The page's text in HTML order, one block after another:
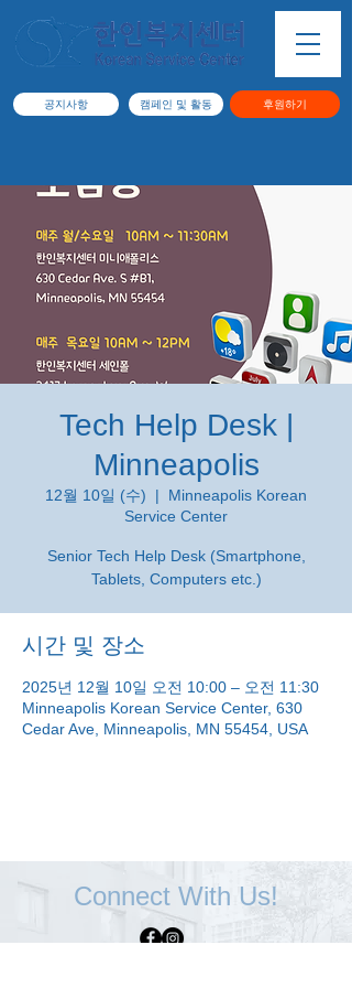
공지사항 캠페인 및 활동 후원하기
Tech Help Desk |
Minneapolis
12월 10일 (수)
  |
Minneapolis Korean
Service Center
Senior Tech Help Desk (Smartphone,
Tablets, Computers etc.)
시간 및 장소
2025년 12월 10일 오전 10:00 – 오전 11:30
Minneapolis Korean Service Center, 630
Cedar Ave, Minneapolis, MN 55454, USA
Connect With Us!